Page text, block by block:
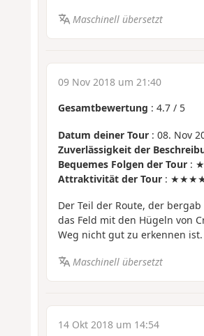
Maschinell übersetzt
09 Nov 2018 um 21:40
Gesamtbewertung : 4.7/ 5
Datum deiner Tour: 08. Nov
Zuverlässigkeit der
Bequemes Folgen der Tour:
Attraktivität der Tour:
Der Teil der Route, der
das Feld mit den Hügeln von
Weg nicht gut zu erkennen
Maschinell übersetzt
14 Okt 2018 um 14:54